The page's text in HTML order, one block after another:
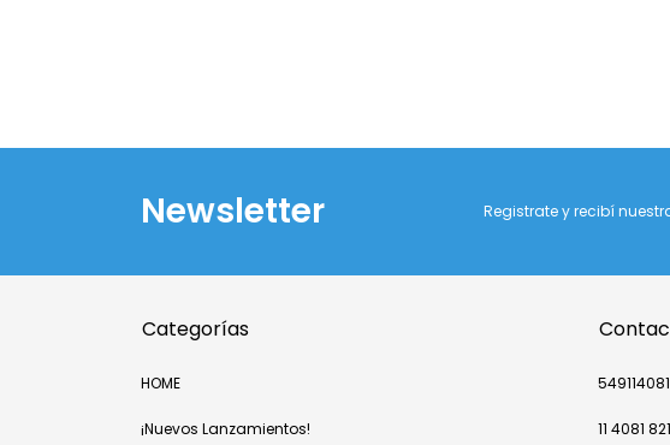
Newsletter Registrate y recibí
Categorías
HOME
¡Nuevos Lanzamientos! 11 4081